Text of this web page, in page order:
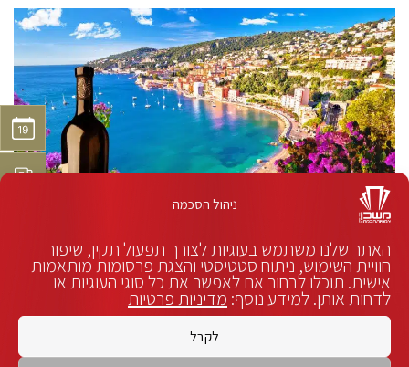
ניהול הסכמה
האתר שלנו משתמש בעוגיות לצורך תפעול תקין, שיפור
חוויית השימוש, ניתוח סטטיסטי והצגת פרסומות מותאמות
אישית. תוכלו לבחור אם לאפשר את כל סוגי העוגיות או
לדחות אותן. למידע נוסף: מדיניות פרטיות
לקבל
צריכים נציג?לחצו כאן